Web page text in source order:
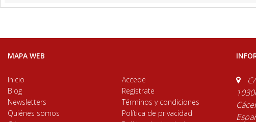
MAPA WEB
Inicio
Blog
Newsletters
Quiénes somos
Accede
Regístrate
Términos y condiciones
Política de privacidad